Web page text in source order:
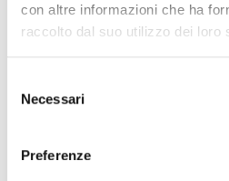
con altre informazioni che ha
raccolto dal suo utilizzo dei loro
delNecessari
Preferenze